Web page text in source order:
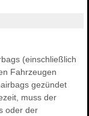
(einschließlich
Fahrzeugen
gezündet
muss der
oder der